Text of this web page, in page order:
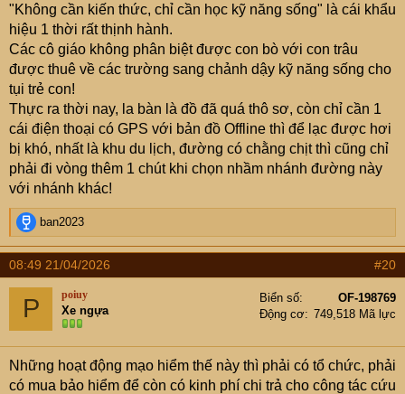
nào thì phải để lại đánh dấu, để lúc tìm thì biết là đã tới
gần checkpoint nào nhất ..
Đại loại thế.
"Không cần kiến thức, chỉ cần học kỹ năng sống" là cái khẩu
hiệu 1 thời rất thịnh hành.
Các cô giáo không phân biệt được con bò với con trâu
được thuê về các trường sang chảnh dậy kỹ năng sống cho
tụi trẻ con!
Thực ra thời nay, la bàn là đồ đã quá thô sơ, còn chỉ cần 1
cái điện thoại có GPS với bản đồ Offline thì để lạc được hơi
bị khó, nhất là khu du lịch, đường có chằng chịt thì cũng chỉ
phải đi vòng thêm 1 chút khi chọn nhầm nhánh đường này
với nhánh khác!
R
e
a
c
t
n
s
:
ban2023
08:49 21/04/2026 #20
P poiuy
Xe ngựa
Biển số
OF-198769
Động cơ
749,518 Mã lực
Những hoạt động mạo hiểm thế này thì phải có tổ chức, phải
có mua bảo hiểm để còn có kinh phí chi trả cho công tác cứu